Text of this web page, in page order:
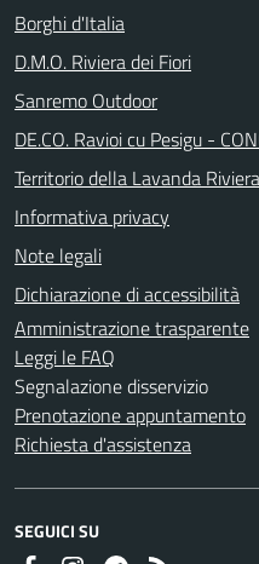
Borghi d'Italia
D.M.O. Riviera dei Fiori
Sanremo Outdoor
DE.CO. Ravioi cu Pesigu -
Territorio della Lavanda
Informativa privacy
Note legali
Dichiarazione di accessibilità
Amministrazione trasparente
Leggi le FAQ
Segnalazione disservizio
Prenotazione appuntamento
Richiesta d'assistenza
SEGUICI SU